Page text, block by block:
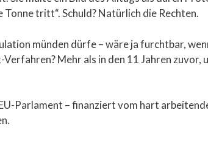
Tonne tritt“. Schuld? Natürlich die Rechten.
münden dürfe – wäre ja furchtbar,
Mehr als in den 11 Jahren zuvor,
Parlament – finanziert vom hart